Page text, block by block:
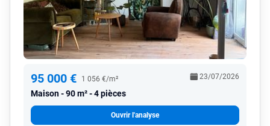
95 000 € 1 056 €/m²
Maison 90 m² - 4 pièces
23/07/2026
Ouvrir l'analyse